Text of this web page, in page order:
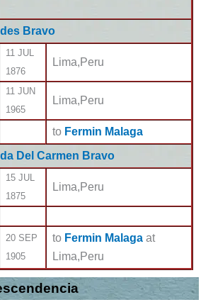
Bravo
11 JUL
1876
Lima,Peru
11 JUN
1965
Lima,Peru
to Fermin Malaga
Del Carmen Bravo
15 JUL
1875
Lima,Peru
20 SEP
1905
to Fermin Malaga at
Lima,Peru